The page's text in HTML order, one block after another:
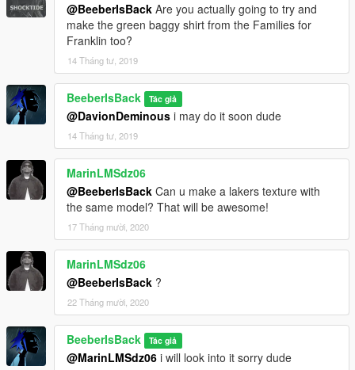
@BeeberIsBack Are you actually going to try and
make the green baggy shirt from the Families for
Franklin too?
14 Tháng tư, 2019
BeeberIsBack Tác giả
@DavionDeminous i may do it soon dude
14 Tháng tư, 2019
MarinLMSdz06
@BeeberIsBack Can u make a lakers texture with
the same model? That will be awesome!
17 Tháng mười, 2020
MarinLMSdz06
@BeeberIsBack ?
22 Tháng mười, 2020
BeeberIsBack Tác giả
@MarinLMSdz06 i will look into it sorry dude